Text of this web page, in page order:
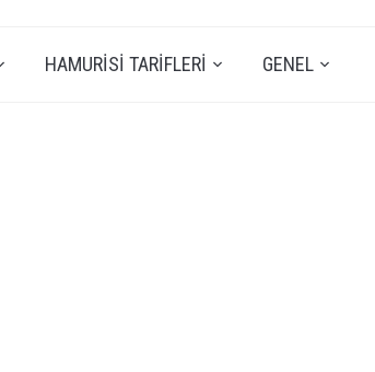
HAMURISI TARIFLERI GENEL